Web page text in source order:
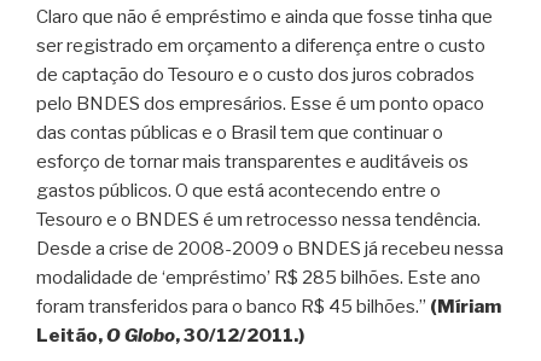
Claro que não é empréstimo e ainda que fosse tinha que
ser registrado em orçamento a diferença entre o custo
de captação do Tesouro e o custo dos juros cobrados
pelo BNDES dos empresários. Esse é um ponto opaco
das contas públicas e o Brasil tem que continuar o
esforço de tornar mais transparentes e auditáveis os
gastos públicos. O que está acontecendo entre o
Tesouro e o BNDES é um retrocesso nessa tendência.
Desde a crise de 2008-2009 o BNDES já recebeu nessa
modalidade de ‘empréstimo’ R$ 285 bilhões. Este ano
foram transferidos para o banco R$ 45 bilhões.” (Míriam
Leitão,O Globo, 30/12/2011.)